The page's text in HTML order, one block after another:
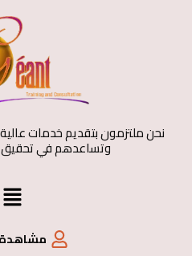
نحن ملتزمون بتقديم خدمات عالية
وتساعدهم في تحقيق
مشاهدة